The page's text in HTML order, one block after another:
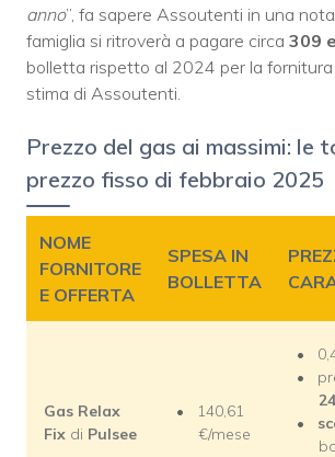
anno”, fa sapere Assoutenti in una
famiglia si ritroverà a pagare circa 309
bolletta rispetto al 2024 per la fornitura
stima di Assoutenti.
Prezzo del gas ai massimi: le
prezzo fisso di febbraio 2025
NOME
FORNITORE
E OFFERTA
SPESA IN
BOLLETTA
Gas Relax
Fix di Pulsee
140,61
€/mese